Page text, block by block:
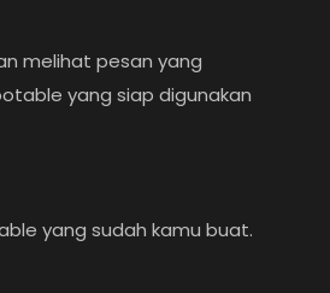
melihat pesan yang
yang siap digunakan
yang sudah kamu buat.
Dapat Uang Online